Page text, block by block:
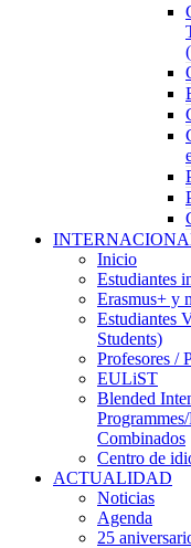
Inicio
Estudiantes
Erasmus+ y
Estudiantes
Students)
Profesores /
EULiST
Blended
Combinados
Centro de
ACTUALIDAD
Noticias
Agenda
25